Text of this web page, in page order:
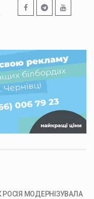
РОСІЯ МОДЕРНІЗУВАЛА